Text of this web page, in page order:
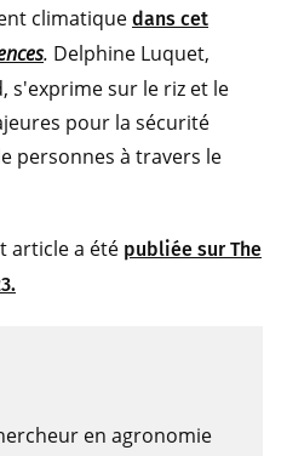
climatique dans cet
. Delphine Luquet,
s'exprime sur le riz et le
pour la sécurité
personnes à travers le
article a été publiée sur The
en agronomie